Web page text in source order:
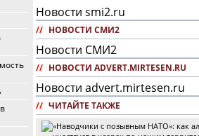
Новости smi2.ru
// НОВОСТИ СМИ2
Новости СМИ2
// НОВОСТИ ADVERT.MIRTESEN.RU
Новости advert.mirtesen.ru
// ЧИТАЙТЕ ТАКЖЕ